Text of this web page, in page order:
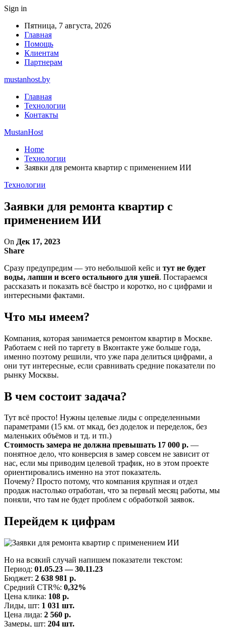
Sign in
Пятница, 7 августа, 2026
Главная
Помощь
Клиентам
Партнерам
mustanhost.by
Главная
Технологии
Контакты
MustanHost
Home
Технологии
Заявки для ремонта квартир с применением ИИ
Технологии
Заявки для ремонта квартир с
применением ИИ
On Дек 17, 2023
Share
Сразу предупредим — это небольшой кейс и тут не будет
воды, лапши и всего остального для ушей. Постараемся
рассказать и показать всё быстро и коротко, но с цифрами и
интересными фактами.
Что мы имеем?
Компания, которая занимается ремонтом квартир в Москве.
Работаем с ней по таргету в Вконтакте уже больше года,
именно поэтому решили, что уже пара делиться цифрами, а
они тут интересные, если сравнивать средние показатели по
рынку Москвы.
В чем состоит задача?
Тут всё просто! Нужны целевые лиды с определенными
параметрами (15 км. от мкад, без доделок и переделок, без
маленьких объёмов и тд. и тп.)
Стоимость замера не должна превышать 17 000 р. —
понятное дело, что конверсия в замер совсем не зависит от
нас, если мы приводим целевой трафик, но в этом проекте
ориентировались именно на этот показатель.
Почему? Просто потому, что компания крупная и отдел
продаж настолько отработан, что за первый месяц работы, мы
поняли, что там не будет проблем с обработкой заявок.
Перейдем к цифрам
Но на всякий случай напишем показатели текстом:
Период: 01.05.23 — 30.11.23
Бюджет: 2 638 981 р.
Средний CTR%: 0,32%
Цена клика: 108 р.
Лиды, шт: 1 031 шт.
Цена лида: 2 560 р.
Замеры, шт: 204 шт.